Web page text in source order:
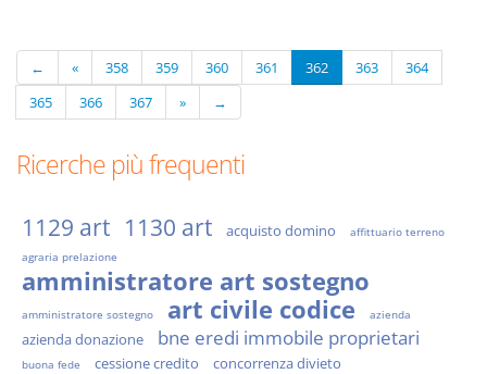
← « 358 359 360 361 362 363
364
365
366 367 » →
Ricerche più frequenti
1129 art 1130 art acquisto domino
affittuario terreno
agraria prelazione
amministratore art sostegno
amministratore sostegno art civile codice azienda
azienda donazione bne eredi immobile proprietari
buona fede cessione credito
concorrenza divieto